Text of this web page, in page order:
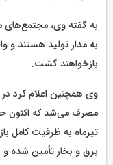
به گفته وی، مجتمع‌های
به مدار تولید هستند و
بازخواهند گشت.
تیرماه به ظرفیت کامل
برق و بخار تأمین شده